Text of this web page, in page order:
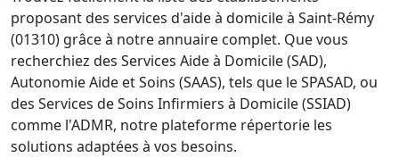
proposant des services d'aide à domicile à Saint-Rémy
(01310) grâce à notre annuaire complet. Que vous
recherchiez des Services Aide à Domicile (SAD),
Autonomie Aide et Soins (SAAS), tels que le SPASAD, ou
des Services de Soins Infirmiers à Domicile (SSIAD)
comme l'ADMR, notre plateforme répertorie les
solutions adaptées à vos besoins.